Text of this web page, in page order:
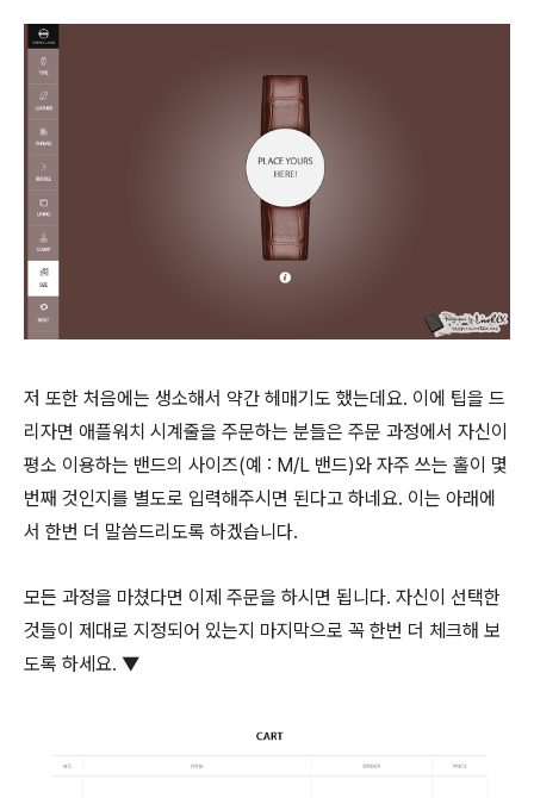
저 또한 처음에는 생소해서 약간 헤매기도 했는데요. 이에 팁을 드
리자면 애플워치 시계줄을 주문하는 분들은 주문 과정에서 자신이
평소 이용하는 밴드의 사이즈(예 : M/L 밴드)와 자주 쓰는 홀이 몇
번째 것인지를 별도로 입력해주시면 된다고 하네요. 이는 아래에
서 한번 더 말씀드리도록 하겠습니다.
모든 과정을 마쳤다면 이제 주문을 하시면 됩니다. 자신이 선택한
것들이 제대로 지정되어 있는지 마지막으로 꼭 한번 더 체크해 보
도록 하세요. ▼